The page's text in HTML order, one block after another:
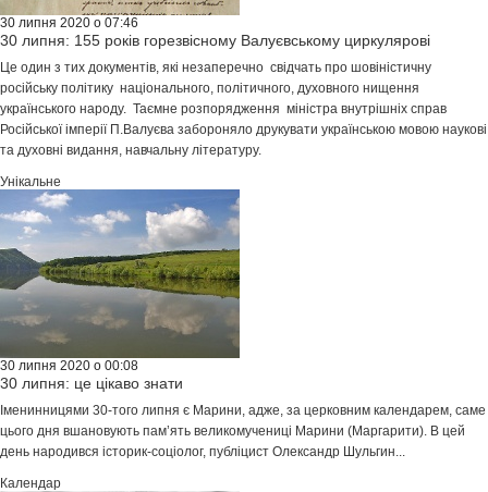
30 липня 2020 о 07:46
30 липня: 155 років горезвісному Валуєвському циркулярові
Це один з тих документів, які незаперечно свідчать про шовіністичну
російську політику національного, політичного, духовного нищення
українського народу. Таємне розпорядження міністра внутрішніх справ
Російської імперії П.Валуєва забороняло друкувати українською мовою наукові
та духовні видання, навчальну літературу.
Унікальне
30 липня 2020 о 00:08
30 липня: це цікаво знати
Іменинницями 30-того липня є Марини, адже, за церковним календарем, саме
цього дня вшановують пам’ять великомучениці Марини (Маргарити). В цей
день народився історик-соціолог, публіцист Олександр Шульгин...
Календар